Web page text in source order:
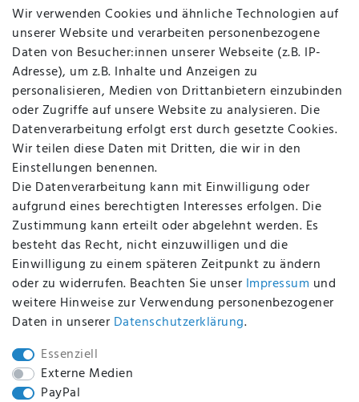
Jobs
Über uns
Kontakt
Datenschutz
AGB
FAQ
Batterieentsorgung
Altölverordnung
Impressum
BEQUEM UND SICHER BEZAHLEN MIT
BEI UNS SIND SIE SICHER!
Wir verwenden Cookies und ähnliche Technologien auf
unserer Website und verarbeiten personenbezogene
Daten von Besucher:innen unserer Webseite (z.B. IP-
Adresse), um z.B. Inhalte und Anzeigen zu
personalisieren, Medien von Drittanbietern einzubinden
oder Zugriffe auf unsere Website zu analysieren. Die
Datenverarbeitung erfolgt erst durch gesetzte Cookies.
Wir teilen diese Daten mit Dritten, die wir in den
Einstellungen benennen.
Die Datenverarbeitung kann mit Einwilligung oder
aufgrund eines berechtigten Interesses erfolgen. Die
Zustimmung kann erteilt oder abgelehnt werden. Es
besteht das Recht, nicht einzuwilligen und die
Einwilligung zu einem späteren Zeitpunkt zu ändern
oder zu widerrufen. Beachten Sie unser Impressum und
weitere Hinweise zur Verwendung personenbezogener
Daten in unserer Daten­schutz­erklärung.
Essenziell
Externe Medien
PayPal